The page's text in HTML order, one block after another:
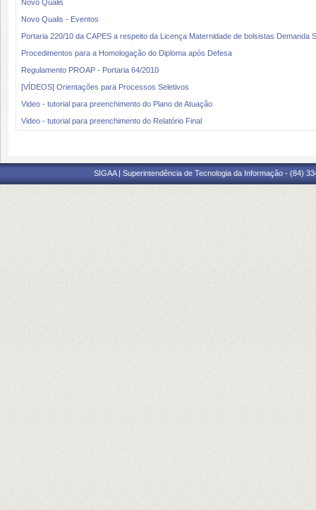
Novo Qualis
Novo Qualis - Eventos
Portaria 220/10 da CAPES a respeito da Licença Maternidade de bolsistas Demanda
Procedimentos para a Homologação do Diploma após Defesa
Regulamento PROAP - Portaria 64/2010
[VÍDEOS] Orientações para Processos Seletivos
Video - tutorial para preenchimento do Plano de Atuação
Video - tutorial para preenchimento do Relatório Final
SIGAA | Superintendência de Tecnologia da Informação - (84)